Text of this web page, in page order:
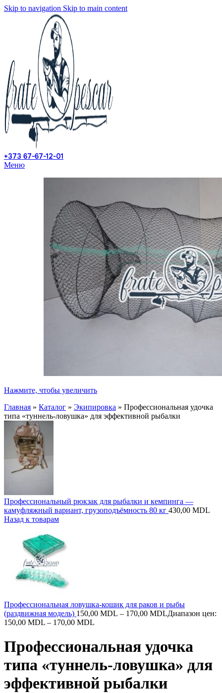
Skip to navigation Skip to main content
+373 67-67-12-01
Меню
Нажмите, чтобы увеличить
Главная » Каталог » Экипировка » Профессиональная удочка
типа «туннель-ловушка» для эффективной рыбалки
Профессиональный рюкзак для рыбалки и кемпинга —
камуфляжный вариант, грузоподъёмность 80 кг 430,00 MDL
Назад к товарам
Профессиональная ловушка-кошик для раков и рыбы
(раздвижная модель) 150,00 MDL – 170,00 MDLДиапазон цен:
150,00 MDL – 170,00 MDL
Профессиональная удочка
типа «туннель-ловушка» для
эффективной рыбалки